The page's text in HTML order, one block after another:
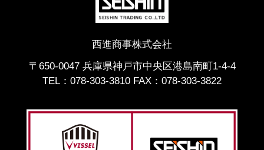
西進商事株式会社
〒650-0047 兵庫県神戸市中央区港島南町1-4-4
TEL： 078-303-3810 FAX：078-303-3822